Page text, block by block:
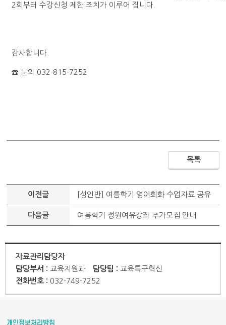
2 회부터 수강신청 제한 조치가 이루어 집니다
감사합니다
☎문의 032-815-7252
목록
이전글 [성인반] 여름학기 영어회화 수업자료 공유
다음글 여름학기 정원여유강좌 추가모집 안내
자료관리담당자
담당부서 : 교육지원과 담당팀 : 교육특구혁신
전화번호 : 032-749-7252
개인정보처리방침